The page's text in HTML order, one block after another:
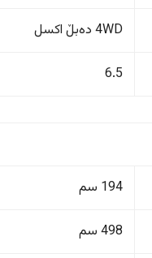
4WD دەبڵ اکسل
6.5
194 سم
498 سم